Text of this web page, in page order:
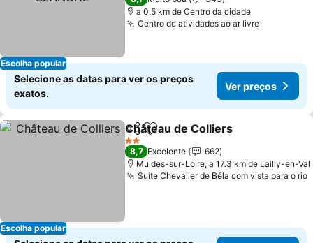
Escolha popular
a 0.5 km de Centro da cidade
Centro de atividades ao ar livre
Selecione as datas para ver os preços
exatos.
Ver preços
Escolha popular
PartilharAdicionar aos favoritos
Château de Colliers
2 Estrelas
8,7 Excelente
662
Muides-sur-Loire, a 17.3 km de Lailly-en-Val
Suíte Chevalier de Béla com vista para o rio